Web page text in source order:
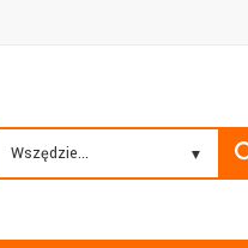
Wszędzie...